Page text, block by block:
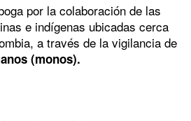
por la colaboración de las
e indígenas ubicadas cerca
a través de la vigilancia de
(monos).